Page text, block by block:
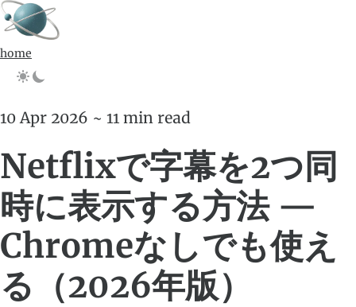
home
10 Apr 2026 ~ 11 min read
Netflixで字幕を2つ同
時に表示する方法 —
Chromeなしでも使え
る（2026年版）